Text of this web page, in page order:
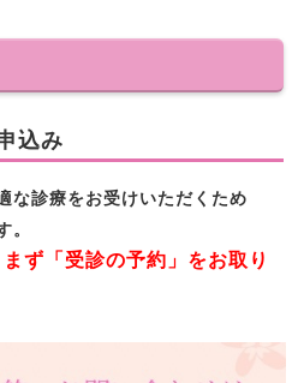
込み
な診療をお受けいただくため
。
ず「受診の予約」をお取り